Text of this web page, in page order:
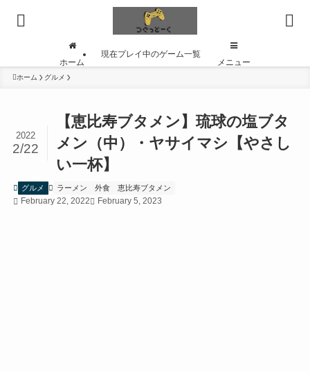
ホーム
現在プレイ中のゲーム一覧
メニュー
ホーム グルメ
【恵比寿ブタメン】琉球の塩ブタ
メン（中）・ヤサイマシ【やさし
い一杯】
2022
2/22
グルメ ラーメン 外食 恵比寿ブタメン
February 22, 2022 February 5, 2023